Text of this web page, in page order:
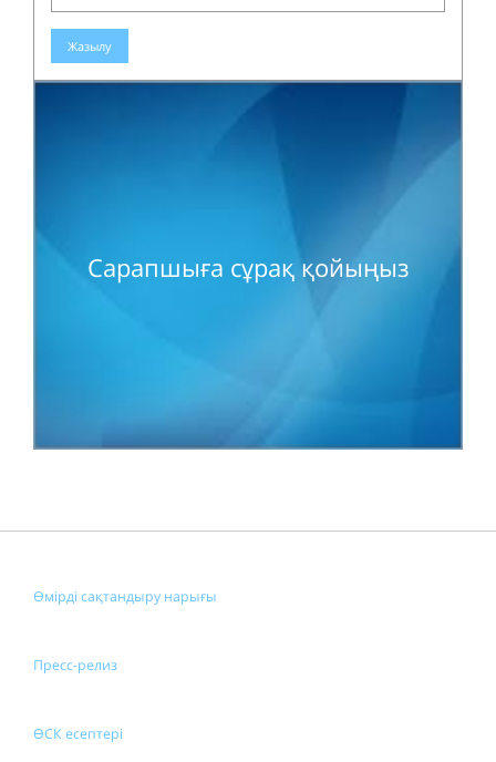
Жазылу
Сарапшыға сұрақ қойыңыз
Өмірді сақтандыру нарығы
Пресс-релиз
ӨСК есептері